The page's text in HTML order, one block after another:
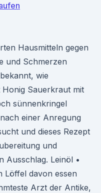
Hausmitteln gegen
und Schmerzen
wie
Honig Sauerkraut mit
sünnenkringel
einer Anregung
und dieses Rezept
und
Ausschlag. Leinöl •
Löffel davon essen
Arzt der Antike,